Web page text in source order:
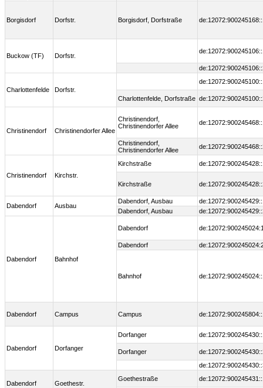
Borgisdorf Dorfstr. Borgisdorf, Dorfstraße
Buckow (TF) Dorfstr.
Charlottenfelde Dorfstr.
Charlottenfelde, Dorfstraße
Christinendorf Christinendorfer Allee
Christinendorf,
Christinendorfer Allee
Christinendorf,
Christinendorfer Allee
Christinendorf Kirchstr.
Kirchstraße
Kirchstraße
Dabendorf Ausbau
Dabendorf, Ausbau
Dabendorf, Ausbau
Dabendorf Bahnhof
Dabendorf
Dabendorf
Bahnhof
Dabendorf Campus Campus
Dabendorf Dorfanger
Dorfanger
Dorfanger
Dabendorf Goethestr.
Goethestraße